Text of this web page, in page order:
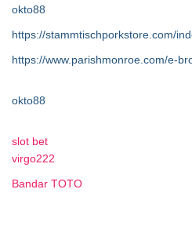
okto88
https://stammtischporkstore.com/
https://www.parishmonroe.com/e-
okto88
slot bet
virgo222
Bandar TOTO